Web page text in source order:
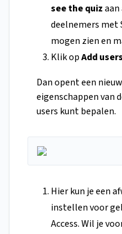
see the quiz
deelnemers met
mogen zien en
Klik opAdd
Dan opent een
eigenschappen van
users kunt bepalen.
Hier kun je een
instellen voor
Access. Wil je